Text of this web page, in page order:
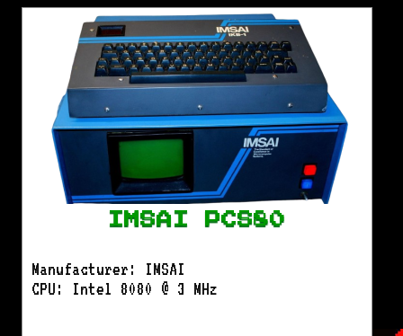
IMSAI PCS80
Manufacturer: IMSAI
CPU: Intel 8080 @ 3 MHz